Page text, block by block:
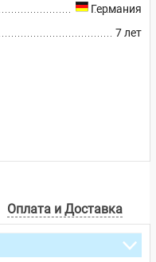
Германия
7 лет
Оплата и Доставка